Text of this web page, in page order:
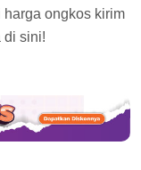
ongkos kirim
di sini!